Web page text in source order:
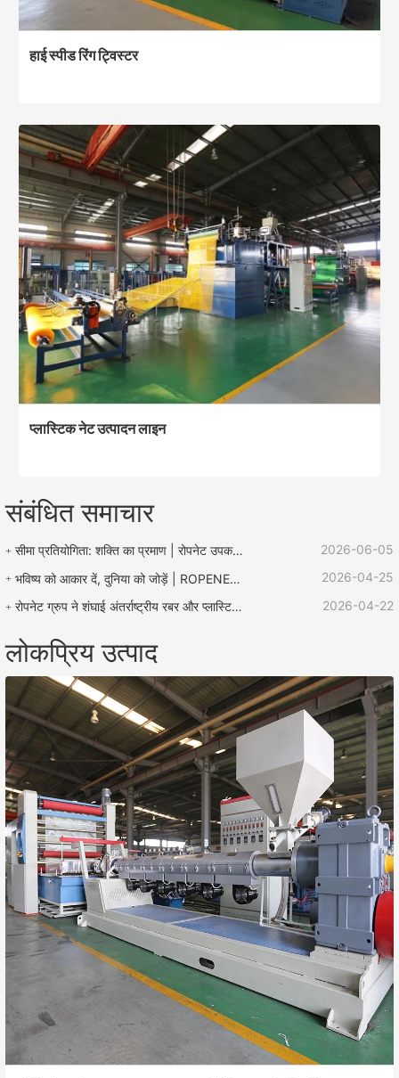
हाई स्पीड रिंग ट्विस्टर
प्लास्टिक नेट उत्पादन लाइन
संबंधित समाचार
सीमा प्रतियोगिता: शक्ति का प्रमाण | रोपनेट उपकरण "लू झेन बचाव कप" रस्सी प्रतियोगिता का समर्थन करता है
2026-06-05
भविष्य को आकार दें, दुनिया को जोड़ें | ROPENET 2026 अंतर्राष्ट्रीय प्लास्टिक और रबर प्रदर्शनी का समापन हुआ!
2026-04-25
रोपनेट ग्रुप ने शंघाई अंतर्राष्ट्रीय रबर और प्लास्टिक प्रदर्शनी में उत्कृष्ट प्रदर्शन किया और वैश्विक कारोबार विस्तार के लिए कई अवसरों के साथ लौटा।
2026-04-22
लोकप्रिय उत्पाद